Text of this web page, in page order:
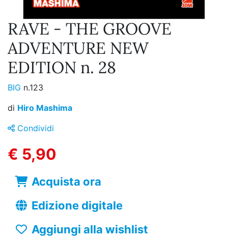
RAVE - THE GROOVE
ADVENTURE NEW
EDITION n. 28
BIG n.123
di Hiro Mashima
Condividi
€ 5,90
Acquista ora
Edizione digitale
Aggiungi alla wishlist